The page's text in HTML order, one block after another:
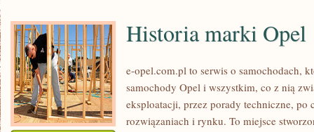
Historia marki Opel
e-opel.com.pl to serwis o samochodach,
samochody Opel i wszystkim, co z nią
eksploatacji, przez porady techniczne, po
rozwiązaniach i rynku. To miejsce